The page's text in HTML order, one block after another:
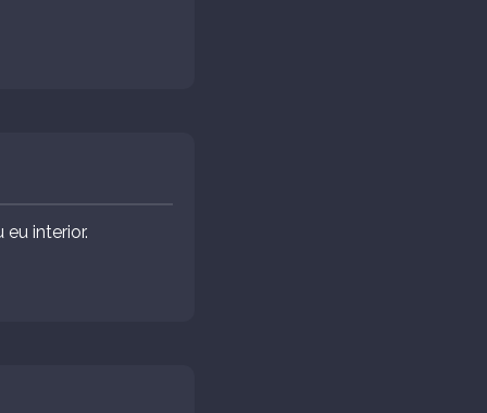
interior.